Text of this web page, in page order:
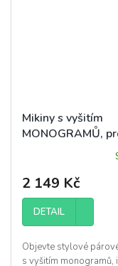
Mikiny s vyšitím
MONOGRAMŮ,
produktu
je
4,3
z
hvězdiček.
2 149 Kč
DETAIL
Objevte stylové
s vyšitím monogramů,